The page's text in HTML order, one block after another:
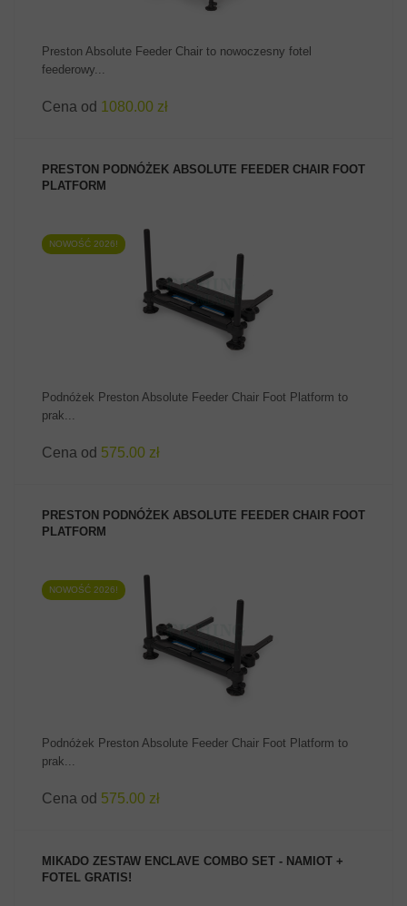
Preston Absolute Feeder Chair to nowoczesny fotel
feederowy...
Cena od 1080.00 zł
PRESTON PODNÓŻEK ABSOLUTE FEEDER CHAIR FOOT
PLATFORM
NOWOŚĆ 2026!
ZOBACZ PRODUKT
Podnóżek Preston Absolute Feeder Chair Foot Platform to
prak...
Cena od 575.00 zł
PRESTON PODNÓŻEK ABSOLUTE FEEDER CHAIR FOOT
PLATFORM
NOWOŚĆ 2026!
ZOBACZ PRODUKT
Podnóżek Preston Absolute Feeder Chair Foot Platform to
prak...
Cena od 575.00 zł
MIKADO ZESTAW ENCLAVE COMBO SET - NAMIOT +
FOTEL GRATIS!